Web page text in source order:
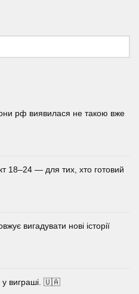
рф виявилася не такою вже
18–24 — для тих, хто готовий
вигадувати нові історії
у виграші. 🇺🇦